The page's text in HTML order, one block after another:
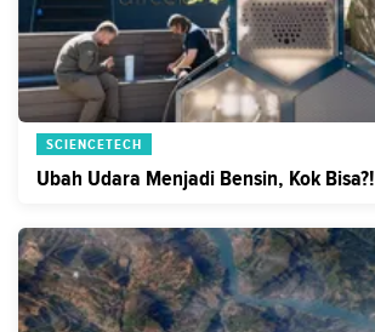
SCIENCETECH
Ubah Udara Menjadi Bensin, Kok Bisa?!